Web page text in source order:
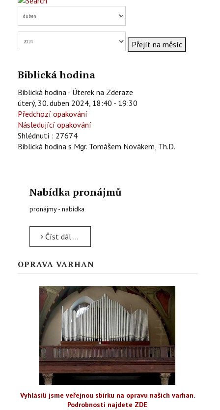
KONTAKTY
EN
Přejít na měsíc
Biblická hodina
Biblická hodina - Úterek na Zderaze
úterý, 30. duben 2024, 18:40 - 19:30
Předchozí opakování
Následující opakování
Shlédnutí : 27674
Biblická hodina s Mgr. Tomášem Novákem, Th.D.
Nabídka pronájmů
pronájmy - nabídka
Číst dál …
OPRAVA VARHAN
Vyhlásili jsme veřejnou sbírku na opravu našich varhan.
Podrobnosti najdete ZDE